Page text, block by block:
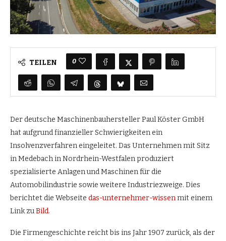
TEILEN 0
Der deutsche Maschinenbauhersteller Paul Köster GmbH
hat aufgrund finanzieller Schwierigkeiten ein
Insolvenzverfahren eingeleitet. Das Unternehmen mit Sitz
in Medebach in Nordrhein-Westfalen produziert
spezialisierte Anlagen und Maschinen für die
Automobilindustrie sowie weitere Industriezweige. Dies
berichtet die Webseite das-unternehmer-wissenmit einem
Link zuВild.
Die Firmengeschichte reicht bis ins Jahr 1907 zurück, als der